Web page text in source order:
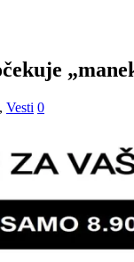
, Vesti 0